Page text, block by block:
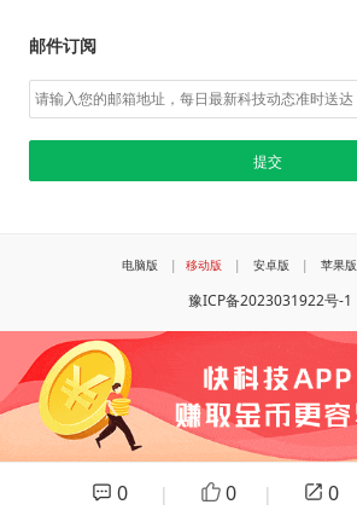
邮件订阅
0 | 0 | 0
电脑版 | 移动版 | 安卓版 | 苹果版
豫ICP备2023031922号-1